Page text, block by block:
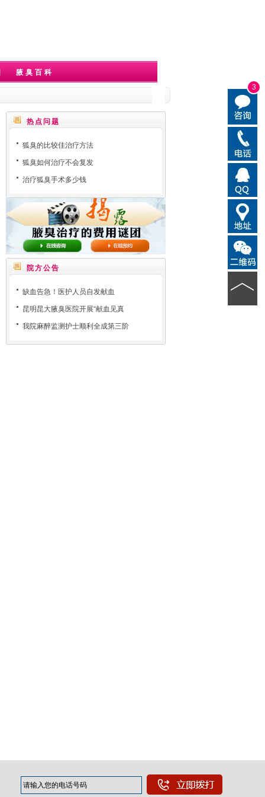
3
腋臭百科
热点问题
狐臭的比较佳治疗方法
狐臭如何治疗不会复发
治疗狐臭手术多少钱
院方公告
缺血告急！医护人员自发献血
昆明昆大腋臭医院开展“献血见真
我院麻醉监测护士顺利全成第三阶